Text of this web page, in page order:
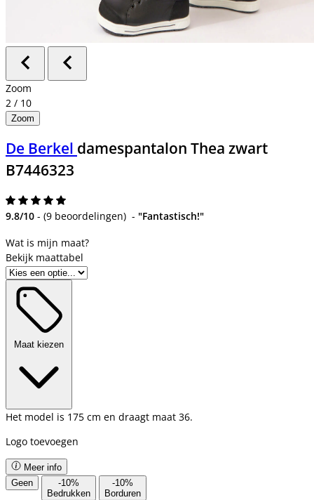
Zoom
2 / 10
Zoom
De Berkel damespantalon Thea zwart
B7446323
9.8/10 - (9 beoordelingen) - "Fantastisch!"
Bekijk maattabel
Maat kiezen
Het model is 175 cm en draagt maat 36.
Logo toevoegen
Meer info
Geen
-10%
Bedrukken
-10%
Borduren